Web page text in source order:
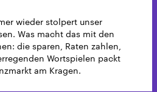
wieder stolpert unser
Was macht das mit den
die sparen, Raten zahlen,
Wortspielen packt
am Kragen.